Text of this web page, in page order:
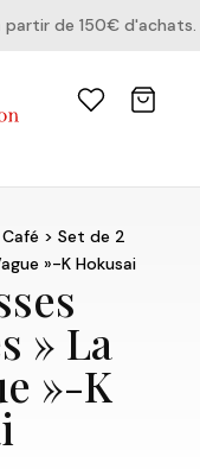
de 150€ d'achats.
> Set de 2
»-K Hokusai
» La
»-K